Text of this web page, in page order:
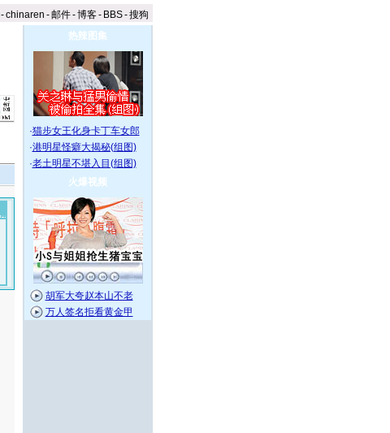
-chinaren -邮件-博客- BBS-搜狗
热辣图集
·猫步女王化身卡丁车女郎
·港明星怪癖大揭秘(组图)
·老土明星不堪入目(组图)
火爆视频
胡军大夸赵本山不老
万人签名拒看黄金甲